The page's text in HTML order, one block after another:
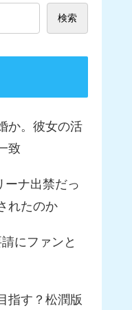
検索
か。彼女の活
致
ーナ出禁だっ
れたのか
にファンと
指す？松潤版